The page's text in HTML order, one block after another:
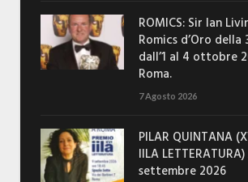
ROMICS: Sir Ian
Romics d’Oro della
dall’1 al 4 ottobre
Roma.
7 Agosto 2026
PILAR QUINTANA
IILA
settembre 2026